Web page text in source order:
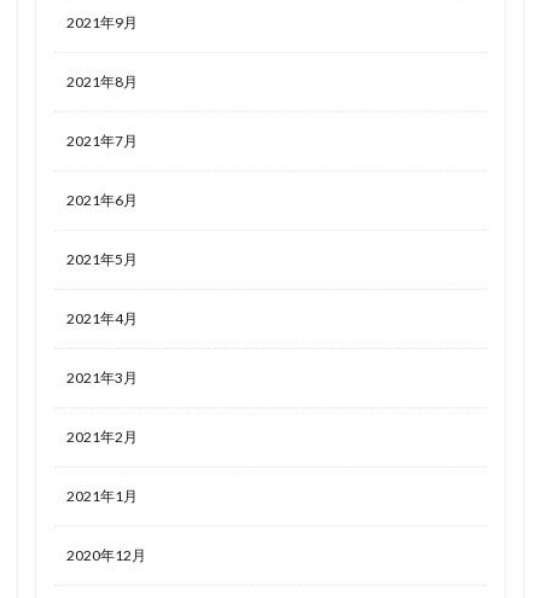
2021年9月
2021年8月
2021年7月
2021年6月
2021年5月
2021年4月
2021年3月
2021年2月
2021年1月
2020年12月